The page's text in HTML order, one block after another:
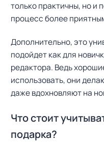
только практичны, но и
процесс более
Дополнительно, это
подойдет как для
редактора. Ведь
использовать, они
даже вдохновляют на
Что стоит
подарка?